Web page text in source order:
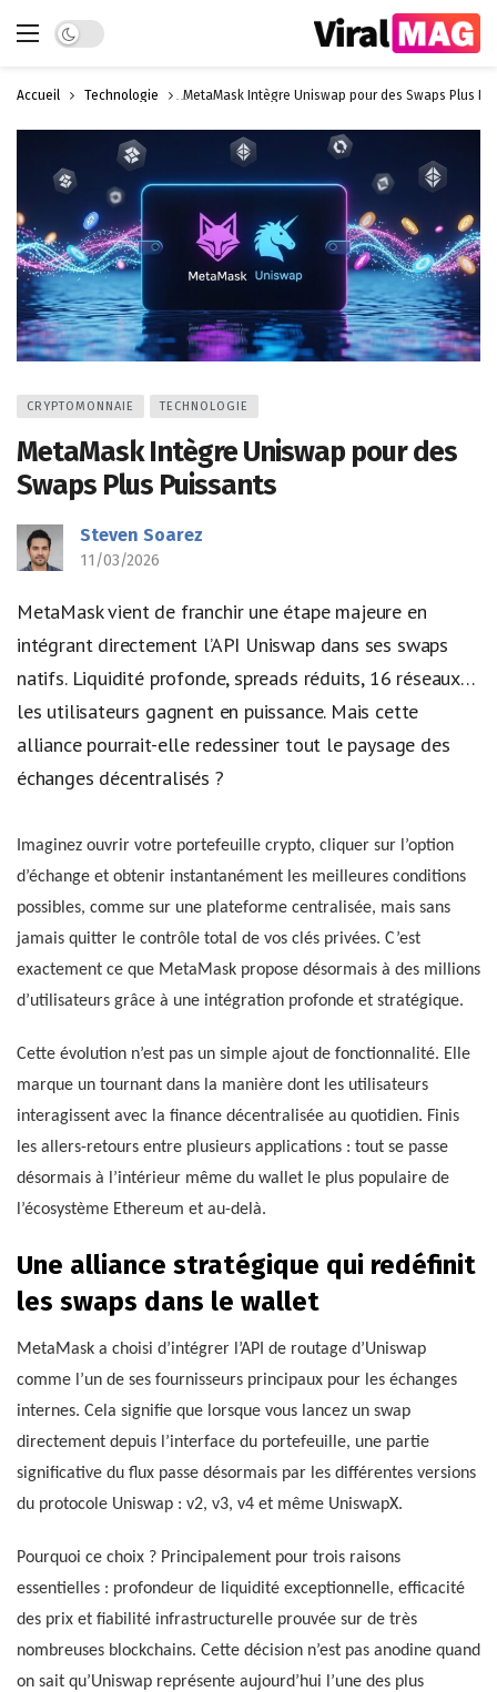
Dark mode
Accueil Technologie MetaMask Intègre Uniswap pour des Swaps Plus
CRYPTOMONNAIE TECHNOLOGIE
MetaMask Intègre Uniswap pour des
Swaps Plus Puissants
Steven Soarez
11/03/2026
MetaMask vient de franchir une étape majeure en
intégrant directement l’API Uniswap dans ses swaps
natifs. Liquidité profonde, spreads réduits, 16 réseaux…
les utilisateurs gagnent en puissance. Mais cette
alliance pourrait-elle redessiner tout le paysage des
échanges décentralisés ?
Imaginez ouvrir votre portefeuille crypto, cliquer sur l’option
d’échange et obtenir instantanément les meilleures conditions
possibles, comme sur une plateforme centralisée, mais sans
jamais quitter le contrôle total de vos clés privées. C’est
exactement ce que MetaMask propose désormais à des millions
d’utilisateurs grâce à une intégration profonde et stratégique.
Cette évolution n’est pas un simple ajout de fonctionnalité. Elle
marque un tournant dans la manière dont les utilisateurs
interagissent avec la finance décentralisée au quotidien. Finis
les allers-retours entre plusieurs applications : tout se passe
désormais à l’intérieur même du wallet le plus populaire de
l’écosystème Ethereum et au-delà.
Une alliance stratégique qui redéfinit
les swaps dans le wallet
MetaMask a choisi d’intégrer l’API de routage d’Uniswap
comme l’un de ses fournisseurs principaux pour les échanges
internes. Cela signifie que lorsque vous lancez un swap
directement depuis l’interface du portefeuille, une partie
significative du flux passe désormais par les différentes versions
du protocole Uniswap : v2, v3, v4 et même UniswapX.
Pourquoi ce choix ? Principalement pour trois raisons
essentielles : profondeur de liquidité exceptionnelle, efficacité
des prix et fiabilité infrastructurelle prouvée sur de très
nombreuses blockchains. Cette décision n’est pas anodine quand
on sait qu’Uniswap représente aujourd’hui l’une des plus